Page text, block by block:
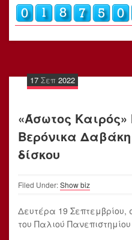
17 Σεπ 2022
«Άσωτος Καιρός»
Βερόνικα
δίσκου
Filed Under:Show biz
Δευτέρα 19 Σεπτεμβρίου,
του Παλιού